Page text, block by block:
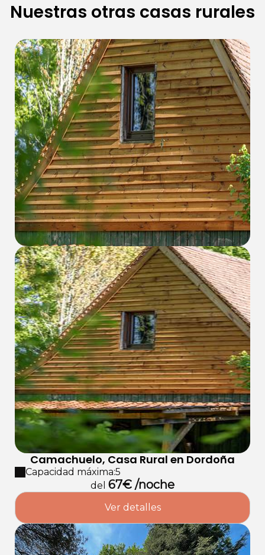
Nuestras otras casas rurales
Camachuelo, Casa Rural en Dordoña
Capacidad máxima:5
del 67€ /noche
Ver detalles